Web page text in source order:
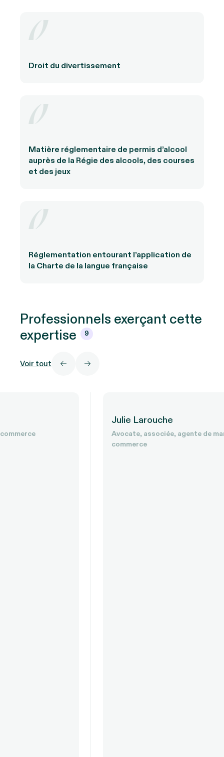
Droit du divertissement
Matière réglementaire de permis d’alcool
auprès de la Régie des alcools, des courses
et des jeux
Réglementation entourant l’application de
la Charte de la langue française
Professionnels exerçant cette
expertise
9
Voir tout
Avocate, associée, agente de marque de